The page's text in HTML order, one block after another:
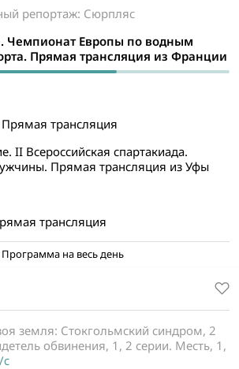
репортаж: Сюрпляс
Чемпионат Европы по водным
Прямая трансляция из Франции
Прямая трансляция
II Всероссийская спартакиада.
Прямая трансляция из Уфы
трансляция
Программа на весь день
земля: Стокгольмский синдром, 2
обвинения, 1, 2 серии. Месть, 1,